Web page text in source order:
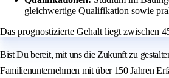
gleichwertige Qualifikation sowie
Das prognostizierte Gehalt liegt zwischen
Bist Du bereit, mit uns die Zukunft zu
Familienunternehmen mit über 150 Jahren